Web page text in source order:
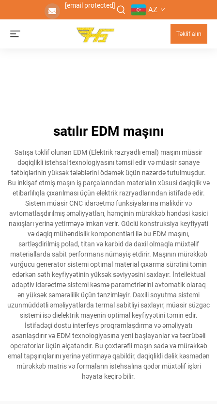
[email protected] AZ
Təklif alın
satılır EDM maşını
Satışa təklif olunan EDM (Elektrik razryadlı emal) maşını müasir
dəqiqlikli istehsal texnologiyasını təmsil edir və müasir sənaye
tətbiqlərinin yüksək tələblərini ödəmək üçün nəzərdə tutulmuşdur.
Bu inkişaf etmiş maşın iş parçalarından materialın xüsusi dəqiqlik və
etibarlılıqla çıxarılması üçün elektrik razryadlarından istifadə edir.
Sistem müasir CNC idarəetmə funksiyalarına malikdir və
avtomatlaşdırılmış əməliyyatları, həmçinin mürəkkəb həndəsi kəsici
naxışları yerinə yetirməyə imkan verir. Güclü konstruksiya keyfiyyəti
və dəqiq mühəndislik komponentləri ilə bu EDM maşını,
sərtləşdirilmiş polad, titan və karbid də daxil olmaqla müxtəlif
materiallarda sabit performans nümayiş etdirir. Maşının mürəkkəb
vurğucu generator sistemi optimal material çıxarma sürətini təmin
edərkən səth keyfiyyətinin yüksək səviyyəsini saxlayır. İntellektual
adaptiv idarəetmə sistemi kəsmə parametrlərini avtomatik olaraq
ən yüksək səmərəlilik üçün tənzimləyir. Daxili soyutma sistemi
uzunmüddətli əməliyyatlarda termal sabitliyi saxlayır, müasir süzgəc
sistemi isə dielektrik mayenin optimal keyfiyyətini təmin edir.
İstifadəçi dostu interfeys proqramlaşdırma və əməliyyatı
asanlaşdırır və EDM texnologiyasına yeni başlayanlar və təcrübəli
operatorlar üçün əlçatandır. Bu çoxtərəfli maşın sadə və mürəkkəb
emal tapşırıqlarını yerinə yetirməyə qabildir, dəqiqlikli dəlik kəsmədən
mürəkkəb matris və formaların istehsalına qədər müxtəlif işləri
həyata keçirə bilir.